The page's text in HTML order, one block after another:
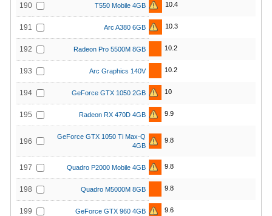
190 T550 Mobile 4GB 10.4
191 Arc A380 6GB 10.3
192 Radeon Pro 5500M 8GB 10.2
193 Arc Graphics 140V 10.2
194 GeForce GTX 1050 2GB 10
195 Radeon RX 470D 4GB 9.9
196
GeForce GTX 1050 Ti Max-Q
4GB
9.8
197 Quadro P2000 Mobile 4GB 9.8
198 Quadro M5000M 8GB 9.8
199 GeForce GTX 960 4GB 9.6